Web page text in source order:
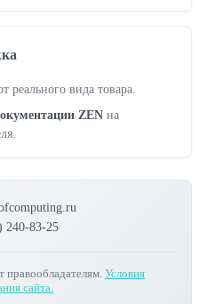
реального вида товара.
ZEN на
240-83-25
Условия
сайта.